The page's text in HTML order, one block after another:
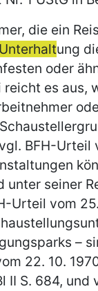
die ein
Unterhaltung
oder
reicht es aus,
BFH-Urteil
unter seiner
vom 25.
–
22. 10.
II S. 684, und